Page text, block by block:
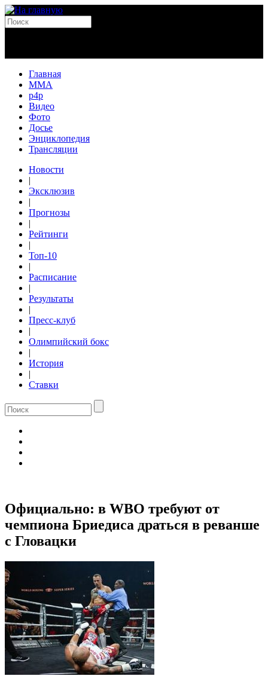
Главная
MMA
p4p
Видео
Фото
Досье
Энциклопедия
Трансляции
Новости
|
Эксклюзив
|
Прогнозы
|
Рейтинги
|
Топ-10
|
Расписание
|
Результаты
|
Пресс-клуб
|
Олимпийский бокс
|
История
|
Ставки
Официально: в WBO требуют от
чемпиона Бриедиса драться в реванше
с Гловацки